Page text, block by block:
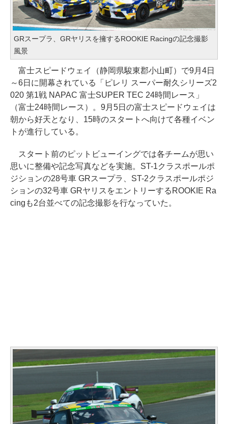
GRスープラ、GRヤリスを擁するROOKIE Racingの記念撮影
風景
富士スピードウェイ（静岡県駿東郡小山町）で9月4日
～6日に開幕されている「ピレリ スーパー耐久シリーズ2
020 第1戦 NAPAC 富士SUPER TEC 24時間レース」
（富士24時間レース）。9月5日の富士スピードウェイは
朝から好天となり、15時のスタートへ向けて各種イベン
トが進行している。
スタート前のピットビューイングでは各チームが思い
思いに整備や記念写真などを実施。ST-1クラスポールポ
ジションの28号車 GRスープラ、ST-2クラスポールポジ
ションの32号車 GRヤリスをエントリーするROOKIE Ra
cingも2台並べての記念撮影を行なっていた。